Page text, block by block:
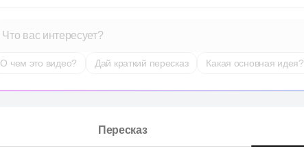
Что вас интересует?
О чем это видео? Дай краткий пересказ Какая основная идея?
Пересказ